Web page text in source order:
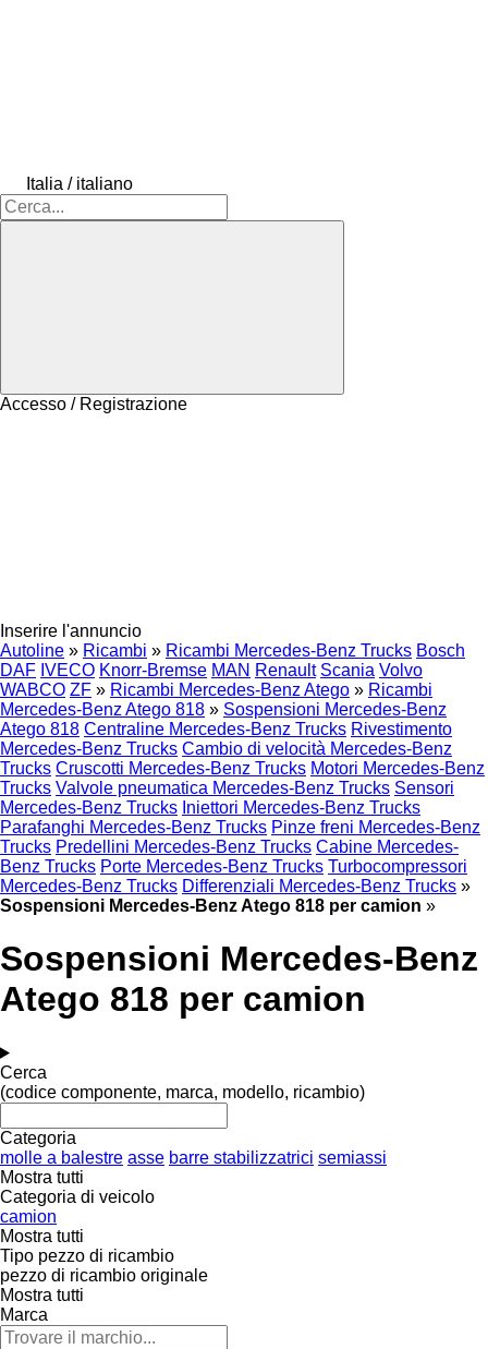
Italia / italiano
Accesso / Registrazione
Inserire l'annuncio
Autoline » Ricambi » Ricambi Mercedes-Benz Trucks Bosch
DAF IVECO Knorr-Bremse MAN Renault Scania Volvo
WABCO ZF » Ricambi Mercedes-Benz Atego » Ricambi
Mercedes-Benz Atego 818 » Sospensioni Mercedes-Benz
Atego 818 Centraline Mercedes-Benz Trucks Rivestimento
Mercedes-Benz Trucks Cambio di velocità Mercedes-Benz
Trucks Cruscotti Mercedes-Benz Trucks Motori Mercedes-Benz
Trucks Valvole pneumatica Mercedes-Benz Trucks Sensori
Mercedes-Benz Trucks Iniettori Mercedes-Benz Trucks
Parafanghi Mercedes-Benz Trucks Pinze freni Mercedes-Benz
Trucks Predellini Mercedes-Benz Trucks Cabine Mercedes-
Benz Trucks Porte Mercedes-Benz Trucks Turbocompressori
Mercedes-Benz Trucks Differenziali Mercedes-Benz Trucks »
Sospensioni Mercedes-Benz Atego 818 per camion »
Sospensioni Mercedes-Benz
Atego 818 per camion
Cerca
(codice componente, marca, modello, ricambio)
Categoria
molle a balestre asse barre stabilizzatrici semiassi
Mostra tutti
Categoria di veicolo
camion
Mostra tutti
Tipo pezzo di ricambio
pezzo di ricambio originale
Mostra tutti
Marca